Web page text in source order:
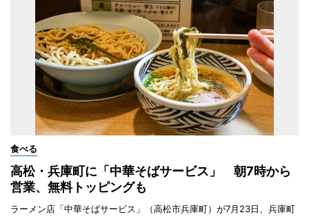
食べる
高松・兵庫町に「中華そばサービス」 朝7時から
営業、無料トッピングも
ラーメン店「中華そばサービス」（高松市兵庫町）が7月23日、兵庫町